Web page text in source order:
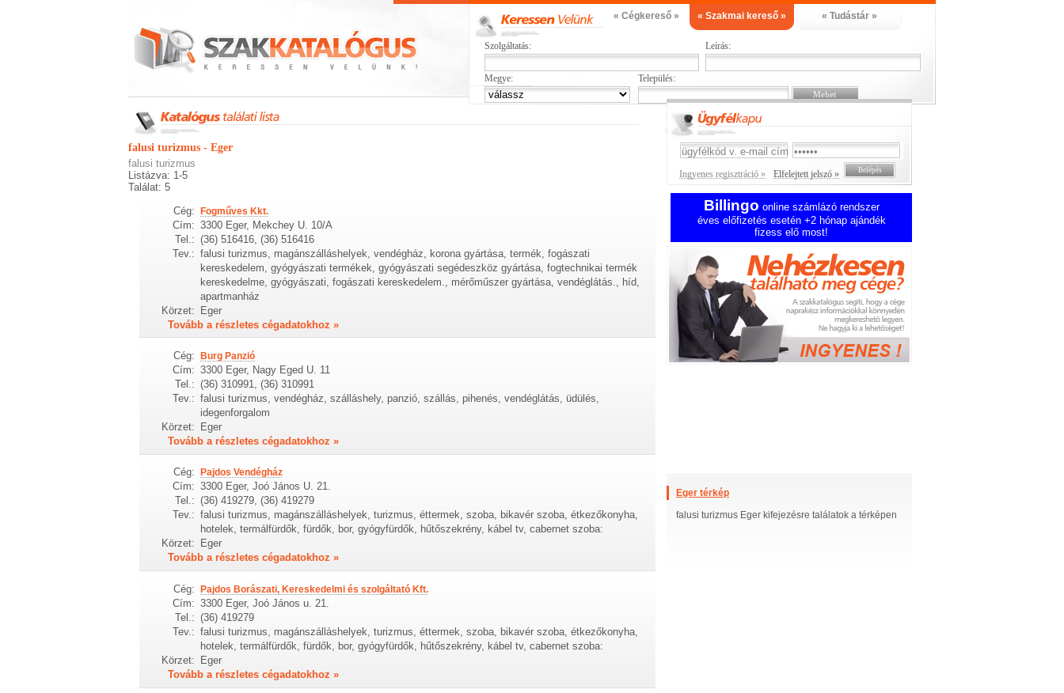
« Cégkereső » « Szakmai kereső » « Tudástár »
Szolgáltatás: Leírás:
Megye: Település:
falusi turizmus - Eger
falusi turizmus
Listázva: 1-5
Találat: 5
Cég: Fogműves Kkt.
Cím: 3300 Eger, Mekchey U. 10/A
Tel.: (36) 516416, (36) 516416
Tev.: falusi turizmus, magánszálláshelyek, vendégház, korona gyártása, termék, fogászati
kereskedelem, gyógyászati termékek, gyógyászati segédeszköz gyártása, fogtechnikai termék
kereskedelme, gyógyászati, fogászati kereskedelem., mérőműszer gyártása, vendéglátás., híd,
apartmanház
Körzet: Eger
Tovább a részletes cégadatokhoz »
Cég: Burg Panzió
Cím: 3300 Eger, Nagy Eged U. 11
Tel.: (36) 310991, (36) 310991
Tev.: falusi turizmus, vendégház, szálláshely, panzió, szállás, pihenés, vendéglátás, üdülés,
idegenforgalom
Körzet:
Eger
Tovább a részletes cégadatokhoz »
Cég: Pajdos Vendégház
Cím: 3300 Eger, Joó János U. 21.
Tel.: (36) 419279, (36) 419279
Tev.: falusi turizmus, magánszálláshelyek, turizmus, éttermek, szoba, bikavér szoba, étkezőkonyha,
hotelek, termálfürdők, fürdők, bor, gyógyfürdők, hűtőszekrény, kábel tv, cabernet szoba:
Körzet:
Eger
Tovább a részletes cégadatokhoz »
Cég: Pajdos Borászati, Kereskedelmi és szolgáltató Kft.
Cím: 3300 Eger, Joó János u. 21.
Tel.: (36) 419279
Tev.: falusi turizmus, magánszálláshelyek, turizmus, éttermek, szoba, bikavér szoba, étkezőkonyha,
hotelek, termálfürdők, fürdők, bor, gyógyfürdők, hűtőszekrény, kábel tv, cabernet szoba:
Körzet:
Eger
Tovább a részletes cégadatokhoz »
Ingyenes regisztráció » Elfelejtett jelszó »
Billingo online számlázó rendszer
éves előfizetés esetén +2 hónap ajándék
fizess elő most!
Eger térkép
falusi turizmus Eger kifejezésre találatok a térképen